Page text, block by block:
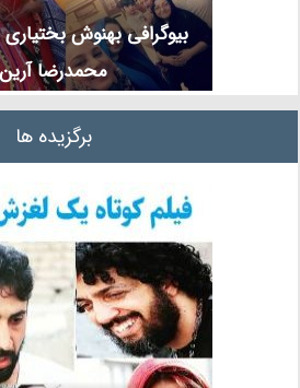
بیوگرافی بهنوش
محمدرضا آرین
برگزیده ها